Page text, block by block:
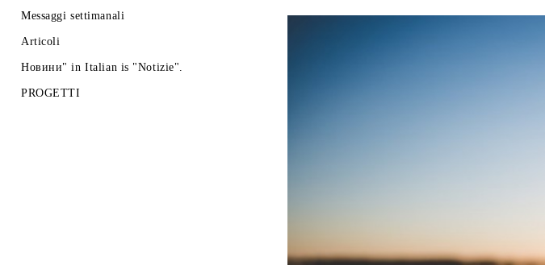
Messaggi settimanali
Articoli
Новини" in Italian is "Notizie".
PROGETTI